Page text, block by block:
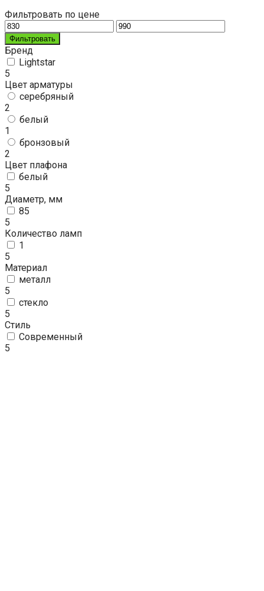
Фильтровать по цене
Фильтровать
Бренд
Lightstar
5
Цвет арматуры
серебряный
2
белый
1
бронзовый
2
Цвет плафона
белый
5
Диаметр, мм
85
5
Количество ламп
1
5
Материал
металл
5
стекло
5
Стиль
Современный
5